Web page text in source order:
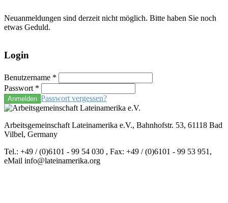
Neuanmeldungen sind derzeit nicht möglich. Bitte haben Sie noch
etwas Geduld.
Login
Benutzername *
Passwort *
Anmelden Passwort vergessen?
Arbeitsgemeinschaft Lateinamerika e.V., Bahnhofstr. 53, 61118 Bad
Vilbel, Germany
Tel.: +49 / (0)6101 - 99 54 030 , Fax: +49 / (0)6101 - 99 53 951,
eMail info@lateinamerika.org